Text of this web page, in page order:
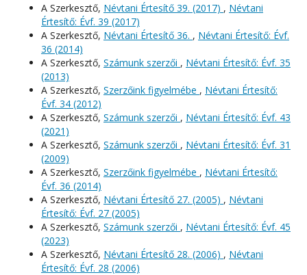
A Szerkesztő, Névtani Értesítő 39. (2017) , Névtani
Értesítő: Évf. 39 (2017)
A Szerkesztő, Névtani Értesítő 36. , Névtani Értesítő: Évf.
36 (2014)
A Szerkesztő, Számunk szerzői , Névtani Értesítő: Évf. 35
(2013)
A Szerkesztő, Szerzőink figyelmébe , Névtani Értesítő:
Évf. 34 (2012)
A Szerkesztő, Számunk szerzői , Névtani Értesítő: Évf. 43
(2021)
A Szerkesztő, Számunk szerzői , Névtani Értesítő: Évf. 31
(2009)
A Szerkesztő, Szerzőink figyelmébe , Névtani Értesítő:
Évf. 36 (2014)
A Szerkesztő, Névtani Értesítő 27. (2005) , Névtani
Értesítő: Évf. 27 (2005)
A Szerkesztő, Számunk szerzői , Névtani Értesítő: Évf. 45
(2023)
A Szerkesztő, Névtani Értesítő 28. (2006) , Névtani
Értesítő: Évf. 28 (2006)